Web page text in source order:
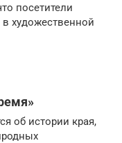
посетители
художественной
об истории края,